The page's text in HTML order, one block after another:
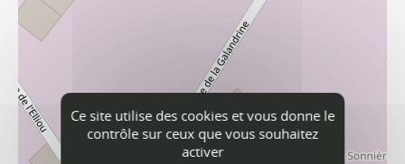
Ce site utilise des cookies et vous donne le
contrôle sur ceux que vous souhaitez
activer